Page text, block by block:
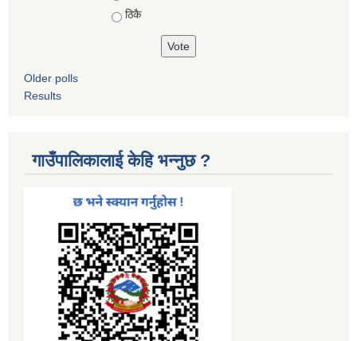
ठिकै
Older polls
Results
गाउँपालिकालाई केहि भन्नुछ ?